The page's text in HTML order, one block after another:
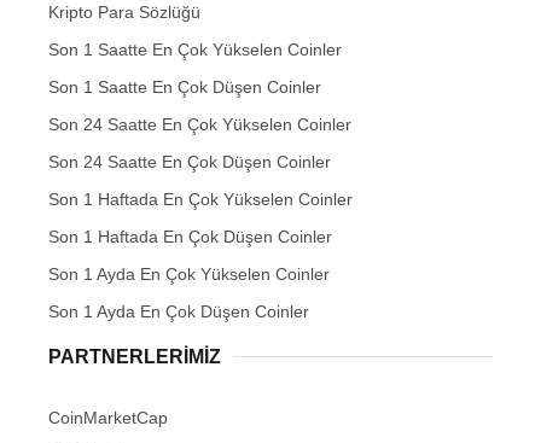
Kripto Para Sözlüğü
Son 1 Saatte En Çok Yükselen Coinler
Son 1 Saatte En Çok Düşen Coinler
Son 24 Saatte En Çok Yükselen Coinler
Son 24 Saatte En Çok Düşen Coinler
Son 1 Haftada En Çok Yükselen Coinler
Son 1 Haftada En Çok Düşen Coinler
Son 1 Ayda En Çok Yükselen Coinler
Son 1 Ayda En Çok Düşen Coinler
PARTNERLERIMIZ
CoinMarketCap